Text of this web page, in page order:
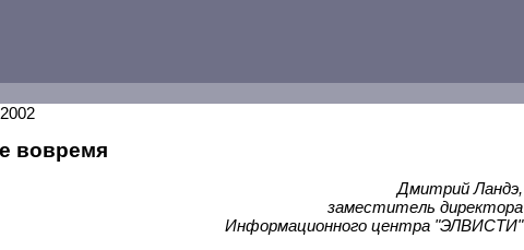
вовремя
Дмитрий Ландэ,
заместитель директора
Информационного центра "ЭЛВИСТИ"